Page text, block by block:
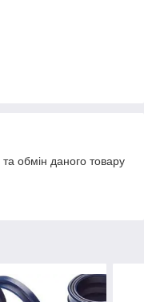
обмін даного товару